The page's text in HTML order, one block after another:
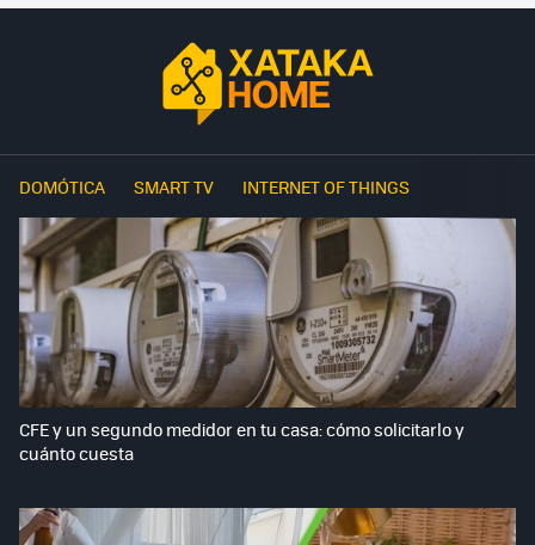
DOMÓTICA SMART TV INTERNET OF THINGS
CFE y un segundo medidor en tu casa: cómo solicitarlo y
cuánto cuesta